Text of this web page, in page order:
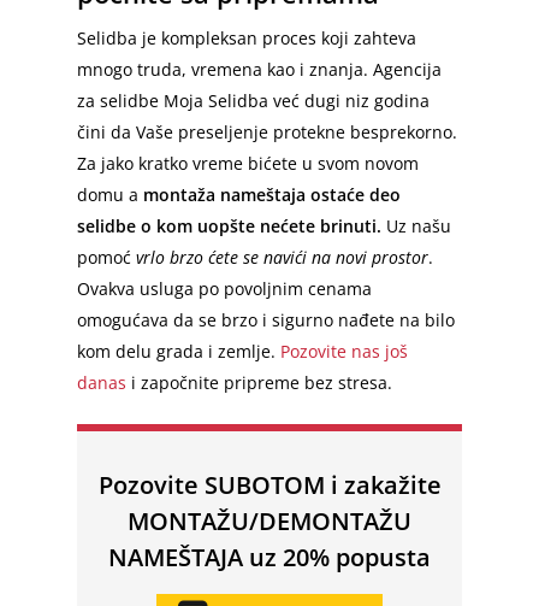
Selidba je kompleksan proces koji zahteva
mnogo truda, vremena kao i znanja. Agencija
za selidbe Moja Selidba već dugi niz godina
čini da Vaše preseljenje protekne besprekorno.
Za jako kratko vreme bićete u svom novom
domu a montaža nameštaja ostaće deo
selidbe o kom uopšte nećete brinuti. Uz našu
pomoć vrlo brzo ćete se navići na novi prostor.
Ovakva usluga po povoljnim cenama
omogućava da se brzo i sigurno nađete na bilo
kom delu grada i zemlje. Pozovite nas još
danas i započnite pripreme bez stresa.
Pozovite SUBOTOM i zakažite
MONTAŽU/DEMONTAŽU
NAMEŠTAJA uz 20% popusta
Prevoz Beč
Beč – Beograd
Slovenija – Srbija
Ljubljana – Beograd